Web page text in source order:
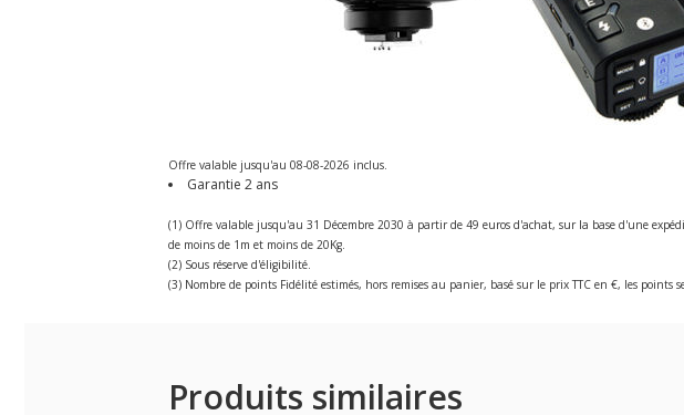
Offre valable jusqu'au 08-08-2026 inclus.
Garantie 2 ans
(1) Offre valable jusqu'au 31 Décembre 2030 à partir de 49 euros d'achat, sur la base d'une
de moins de 1m et moins de 20Kg.
(2) Sous réserve d'éligibilité.
(3) Nombre de points Fidélité estimés, hors remises au panier, basé sur le prix TTC en €, les points
Produits similaires